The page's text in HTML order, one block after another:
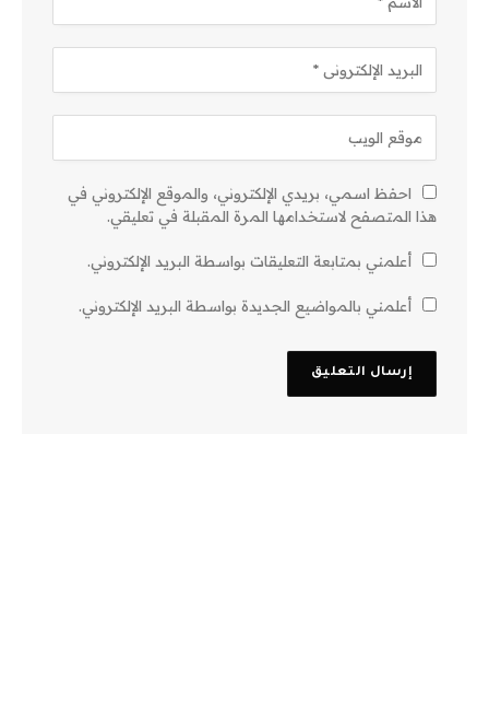
احفظ اسمي، بريدي الإلكتروني، والموقع الإلكتروني في
هذا المتصفح لاستخدامها المرة المقبلة في تعليقي.
أعلمني بمتابعة التعليقات بواسطة البريد الإلكتروني.
أعلمني بالمواضيع الجديدة بواسطة البريد الإلكتروني.